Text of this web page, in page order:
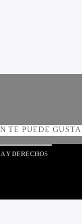
TE PUEDE
Y DERECHOS